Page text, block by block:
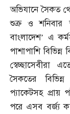
অভিযানে সৈকত
শুক্র ও শনিবার
বাংলাদেশ’ এ
পাশাপাশি বিভিন্ন
সৈকতের
প্যাকেটসহ প্রায়
পরে এসব বর্জ্য